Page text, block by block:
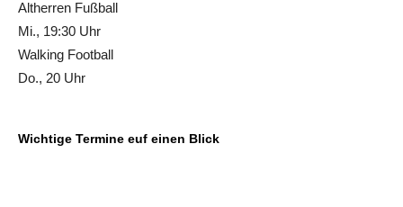
Altherren Fußball
Mi., 19:30 Uhr
Walking Football
Do., 20 Uhr
Wichtige Termine euf einen Blick